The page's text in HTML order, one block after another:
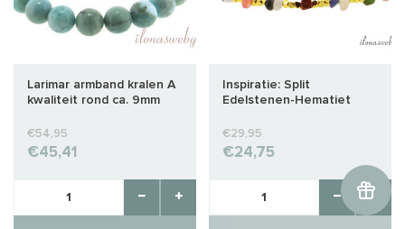
Larimar armband kralen A
kwaliteit rond ca. 9mm
€54,95
€45,41
Inspiratie: Split
Edelstenen-Hematiet
€29,95
€24,75